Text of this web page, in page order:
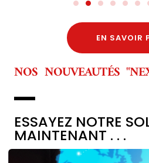
EN SAVOIR
NOS NOUVEAUTÉS
ESSAYEZ NOTRE
MAINTENANT . . .